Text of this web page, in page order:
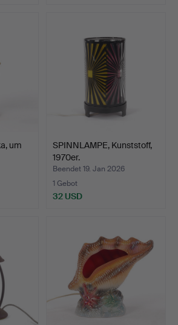
um
SPINNLAMPE, Kunststoff,
1970er.
Beendet 19. Jan 2026
1 Gebot
32 USD